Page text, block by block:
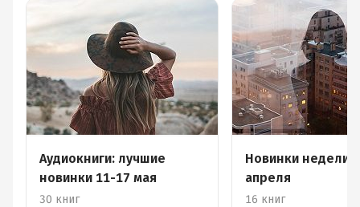
Аудиокниги: лучшие
новинки 11-17 мая
30 книг
Новинки недели
апреля
16 книг